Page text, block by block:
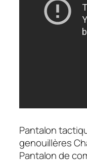
Pantalon
genouillères
Pantalon de